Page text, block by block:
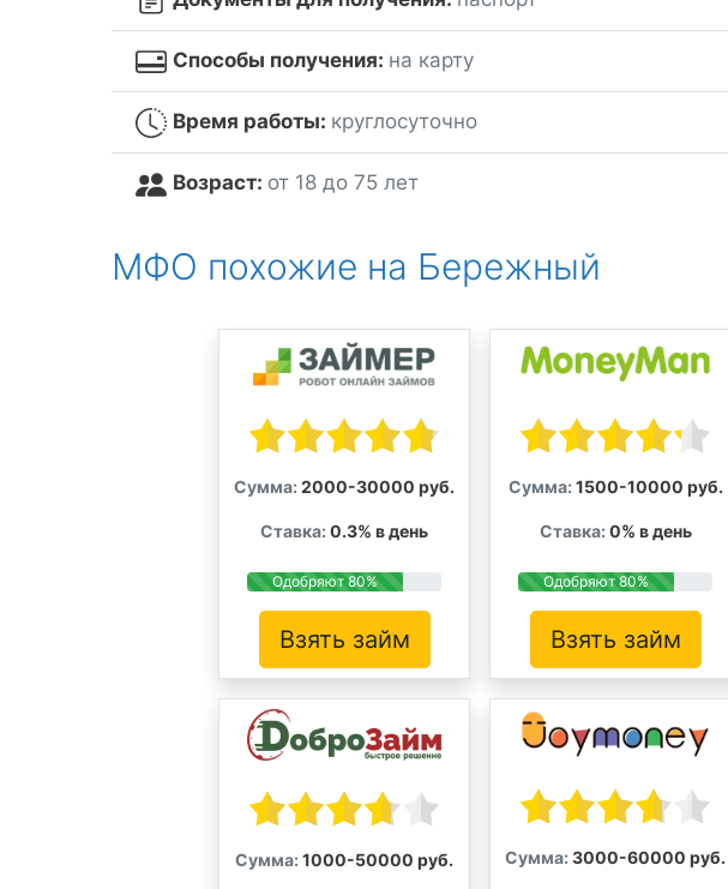
Способы получения: на карту
Время работы: круглосуточно
Возраст: от 18 до 75 лет
МФО похожие на Бережный
Сумма: 2000-30000 руб.
Ставка: 0.3% в день
Одобряют 80%
Взять займ
Сумма: 1500-10000 руб.
Ставка: 0% в день
Одобряют 80%
Взять займ
Сумма: 1000-50000 руб. Сумма: 3000-60000 руб.